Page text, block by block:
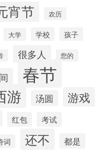
宵节 农历
大学 学校 孩子
很多人 您的
春节
游 汤圆 游戏
红包 考试
词 还不 都是